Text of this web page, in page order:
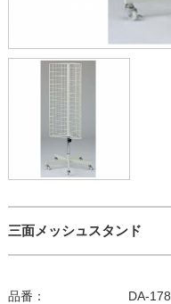
三面メッシュスタンド
品番： DA-178